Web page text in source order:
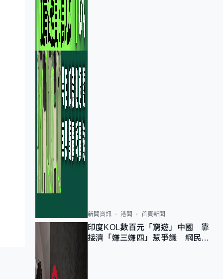
新聞資訊 港聞 首頁新聞
印度KOL數百元「窮遊」中國 靠
接濟「嫌三嫌四」惹爭議 網民：